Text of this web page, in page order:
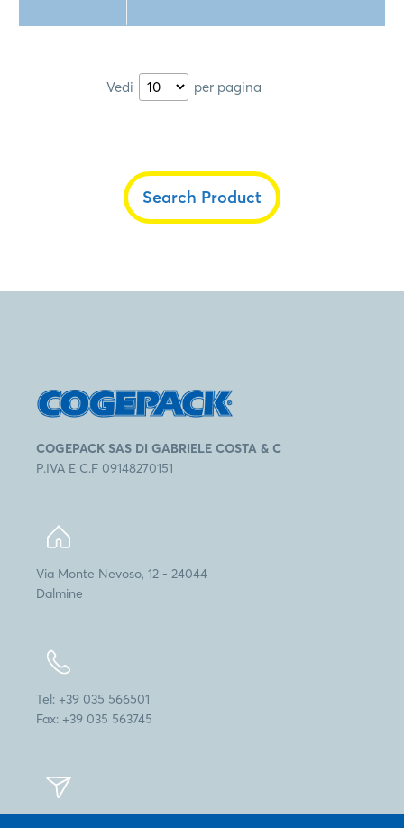
Vedi per pagina
Search Product
COGEPACK SAS DI GABRIELE COSTA & C
P.IVA E C.F 09148270151
Via Monte Nevoso, 12 - 24044
Dalmine
Tel: +39 035 566501
Fax: +39 035 563745